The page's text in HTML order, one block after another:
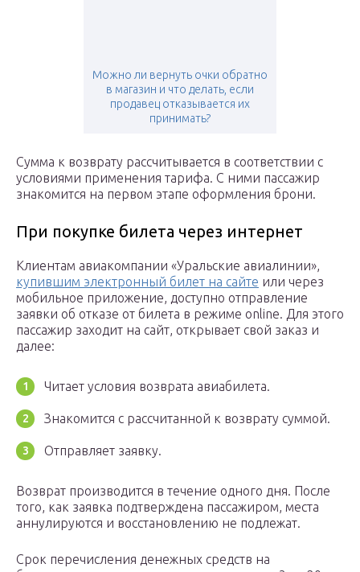
Можно ли вернуть очки обратно
в магазин и что делать, если
продавец отказывается их
принимать?
Сумма к возврату рассчитывается в соответствии с
условиями применения тарифа. С ними пассажир
знакомится на первом этапе оформления брони.
При покупке билета через интернет
Клиентам авиакомпании «Уральские авиалинии»,
купившим электронный билет на сайте или через
мобильное приложение, доступно отправление
заявки об отказе от билета в режиме online. Для этого
пассажир заходит на сайт, открывает свой заказ и
далее:
Читает условия возврата авиабилета.
Знакомится с рассчитанной к возврату суммой.
Отправляет заявку.
Возврат производится в течение одного дня. После
того, как заявка подтверждена пассажиром, места
аннулируются и восстановлению не подлежат.
Срок перечисления денежных средств на